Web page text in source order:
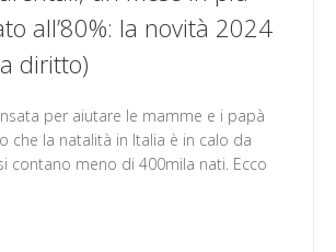
all’80%: la novità 2024
diritto)
per aiutare le mamme e i papà
che la natalità in Italia è in calo da
contano meno di 400mila nati. Ecco